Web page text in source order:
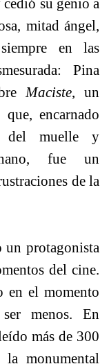
mitad ángel,
en las
Pina
Maciste, un
que, encarnado
del muelle y
fue un
de la
un protagonista
del cine.
en el momento
menos. En
más de 300
monumental